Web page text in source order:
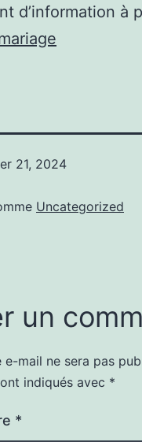
d’information à
21, 2024
Uncategorized
un
e-mail ne sera pas
indiqués avec *
*